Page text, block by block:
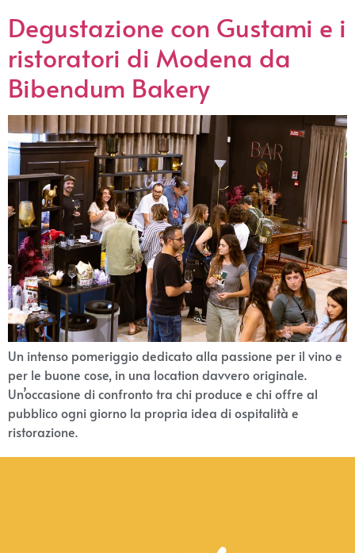
Degustazione con Gustami e i
ristoratori di Modena da
Bibendum Bakery
Un intenso pomeriggio dedicato alla passione per il vino e
per le buone cose, in una location davvero originale.
Un’occasione di confronto tra chi produce e chi offre al
pubblico ogni giorno la propria idea di ospitalità e
ristorazione.